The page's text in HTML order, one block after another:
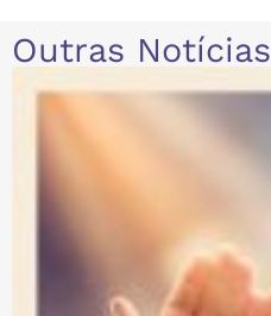
Outras Notícias